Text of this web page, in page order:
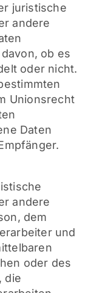
juristische
andere
ob es
oder nicht.
Unionsrecht
Daten
andere
dem
und
oder des
die